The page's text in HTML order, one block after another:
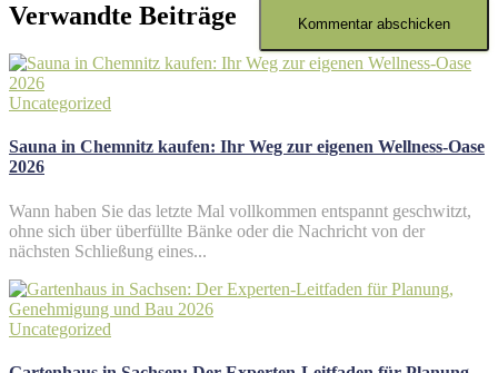
Verwandte Beiträge
Uncategorized
Sauna in Chemnitz kaufen: Ihr Weg zur eigenen Wellness-Oase
2026
Wann haben Sie das letzte Mal vollkommen entspannt geschwitzt,
ohne sich über überfüllte Bänke oder die Nachricht von der
nächsten Schließung eines...
Uncategorized